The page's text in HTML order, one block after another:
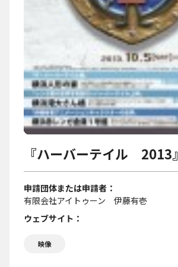
『ハーバーテイル 2013』
申請団体または申請者
有限会社アイトゥーン 伊藤有壱
ウェブサイト
映像